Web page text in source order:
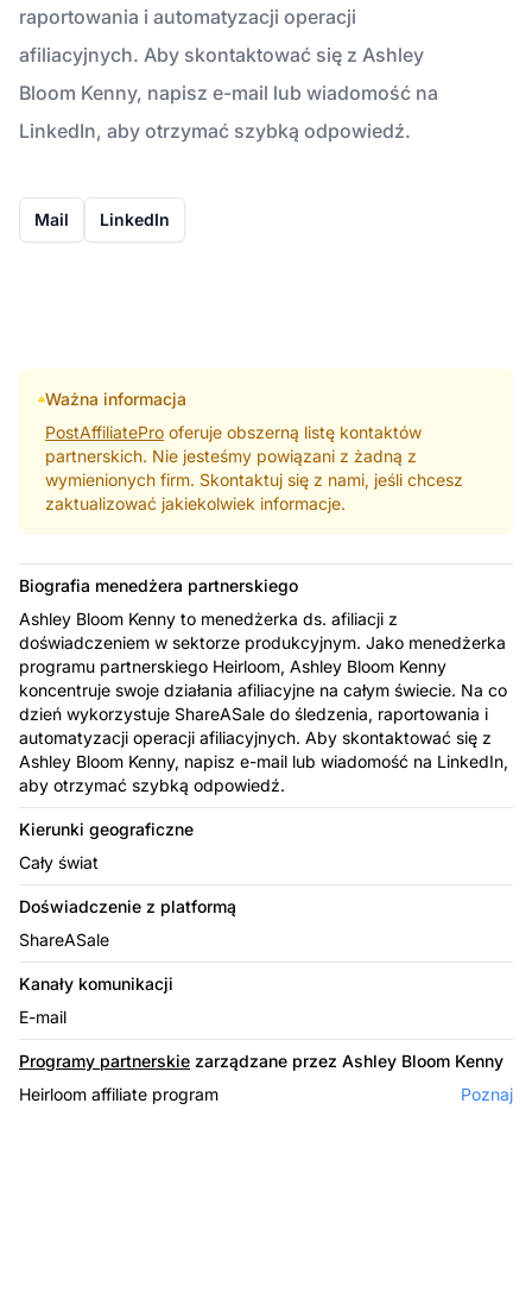
raportowania i automatyzacji operacji
afiliacyjnych. Aby skontaktować się z Ashley
Bloom Kenny, napisz e-mail lub wiadomość na
LinkedIn, aby otrzymać szybką odpowiedź.
Mail LinkedIn
Ważna informacja
PostAffiliatePro oferuje obszerną listę kontaktów
partnerskich. Nie jesteśmy powiązani z żadną z
wymienionych firm. Skontaktuj się z nami, jeśli chcesz
zaktualizować jakiekolwiek informacje.
Biografia menedżera partnerskiego
Ashley Bloom Kenny to menedżerka ds. afiliacji z
doświadczeniem w sektorze produkcyjnym. Jako menedżerka
programu partnerskiego Heirloom, Ashley Bloom Kenny
koncentruje swoje działania afiliacyjne na całym świecie. Na co
dzień wykorzystuje ShareASale do śledzenia, raportowania i
automatyzacji operacji afiliacyjnych. Aby skontaktować się z
Ashley Bloom Kenny, napisz e-mail lub wiadomość na LinkedIn,
aby otrzymać szybką odpowiedź.
Kierunki geograficzne
Cały świat
Doświadczenie z platformą
ShareASale
Kanały komunikacji
E-mail
Programy partnerskie zarządzane przez Ashley Bloom Kenny
Heirloom affiliate program
Poznaj